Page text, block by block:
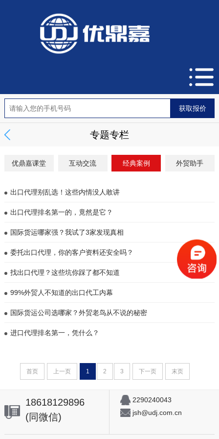
专题专栏
优鼎嘉课堂 互动交流 经典案例 外贸助手
出口代理别乱选！这些内情没人敢讲
出口代理排名第一的，竟然是它？
国际货运哪家强？我试了3家发现真相
委托出口代理，你的客户资料还安全吗？
找出口代理？这些坑你踩了都不知道
99%外贸人不知道的出口代工内幕
国际货运公司选哪家？外贸老鸟从不说的秘密
进口代理排名第一，凭什么？
首页 上一页 1 2 3 下一页 末页
18618129896
(同微信)
2290240043
jsh@udj.com.cn